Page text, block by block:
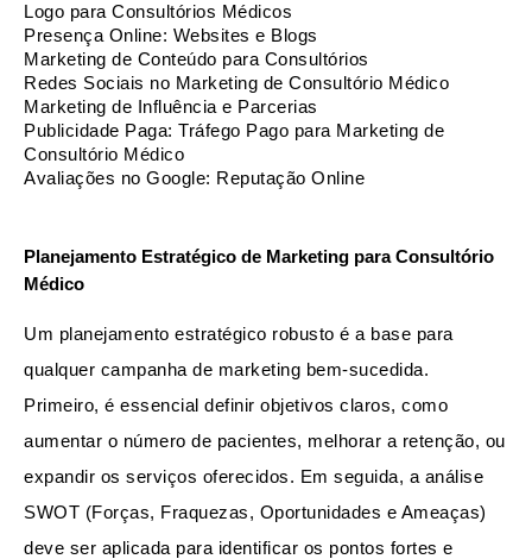
Logo para Consultórios Médicos
Presença Online: Websites e Blogs
Marketing de Conteúdo para Consultórios
Redes Sociais no Marketing de Consultório Médico
Marketing de Influência e Parcerias
Publicidade Paga: Tráfego Pago para Marketing de
Consultório Médico
Avaliações no Google: Reputação Online
Planejamento Estratégico de Marketing para Consultório
Médico
Um planejamento estratégico robusto é a base para
qualquer campanha de marketing bem-sucedida.
Primeiro, é essencial definir objetivos claros, como
aumentar o número de pacientes, melhorar a retenção, ou
expandir os serviços oferecidos. Em seguida, a análise
SWOT (Forças, Fraquezas, Oportunidades e Ameaças)
deve ser aplicada para identificar os pontos fortes e